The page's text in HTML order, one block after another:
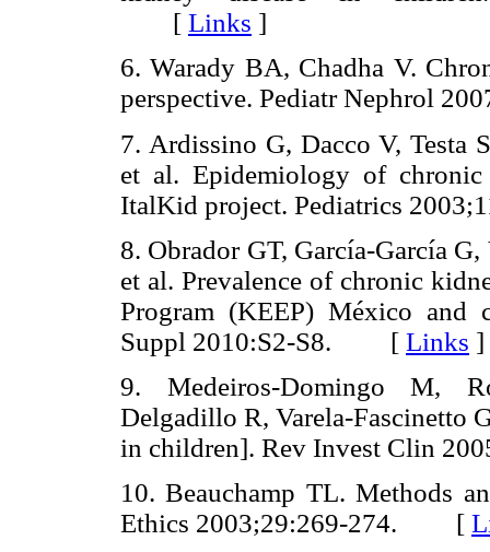
[ Links ]
6. Warady BA, Chadha V.
perspective. Pediatr Nephrol
7. Ardissino G, Dacco V, Testa
et al. Epidemiology of
ItalKid project. Pediatrics
8. Obrador GT, García-García
et al. Prevalence of chronic
Program (KEEP) México
Suppl 2010:S2-S8. [ Links ]
9. Medeiros-Domingo M,
Delgadillo R, Varela-Fascinetto
in children]. Rev Invest Clin
10. Beauchamp TL. Methods
Ethics 2003;29:269-274. [